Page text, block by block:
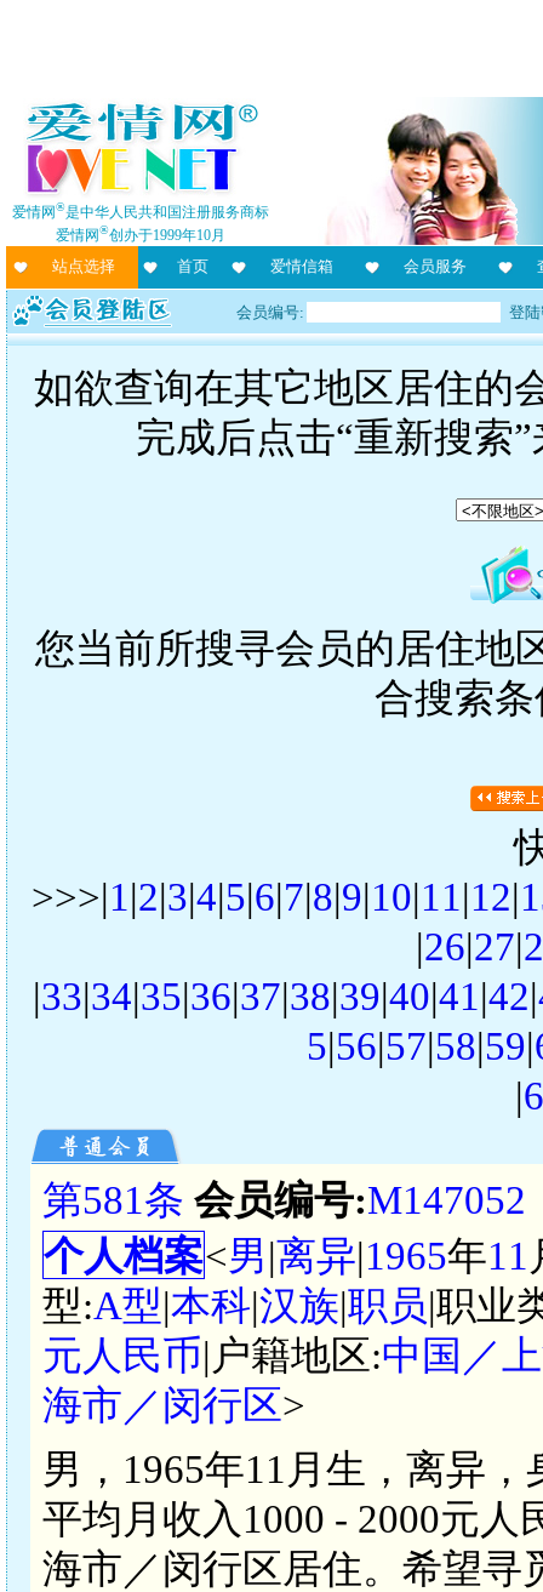
爱情网®是中华人民共和国注册服务商标
爱情网®创办于1999年10月
站点选择 首页 爱情信箱 会员服务
会员编号: 登
如欲查询在其它地区居住的
完成后点击“重新搜索
您当前所搜寻会员的居住地
合搜索
>>>|1|2|3|4|5|6|7|8|9|10|11|12|
|26|27|
|33|34|35|36|37|38|39|40|41|42|
5|56|57|58|59|
|
第581条 会员编号:M147052
个人档案<男|离异|1965年11
型:A型|本科|汉族|职员|职业
元人民币|户籍地区:中国／
海市／闵行区>
男，1965年11月生，离异
平均月收入1000 - 2000元
海市／闵行区居住。希望寻